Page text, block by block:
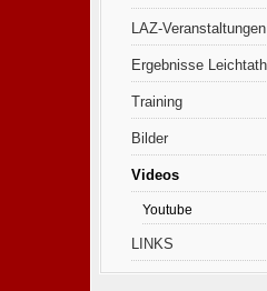
LAZ-Veranstaltungen
Ergebnisse
Training
Bilder
Videos
Youtube
LINKS